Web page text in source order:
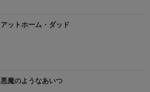
アットホーム・ダッド
悪魔のようなあいつ